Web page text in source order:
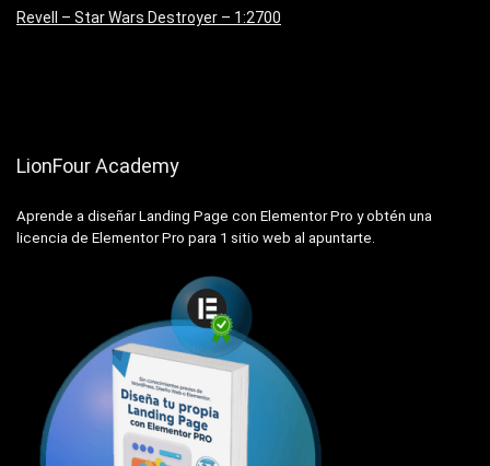
Revell – Star Wars Destroyer – 1:2700
LionFour Academy
Aprende a diseñar Landing Page con Elementor Pro y obtén una
licencia de Elementor Pro para 1 sitio web al apuntarte.